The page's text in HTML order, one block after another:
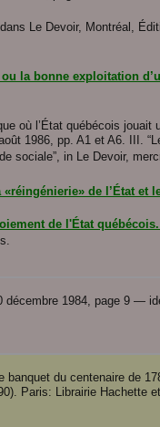
Le Devoir, Montréal,
la bonne exploitation
où l’État québécois
1986, pp. A1 et A6. III.
sociale”, in Le Devoir,
de l’État et
de l'État
1984, page 9 —
banquet du centenaire de
Paris: Librairie Hachette